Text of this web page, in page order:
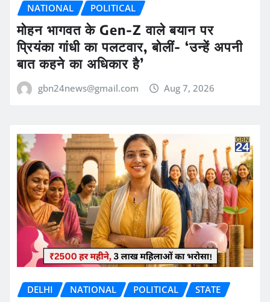
NATIONAL POLITICAL
मोहन भागवत के Gen-Z वाले बयान पर
प्रियंका गांधी का पलटवार, बोलीं- ‘उन्हें अपनी
बात कहने का अधिकार है’
gbn24news@gmail.com Aug 7, 2026
DELHI NATIONAL POLITICAL STATE